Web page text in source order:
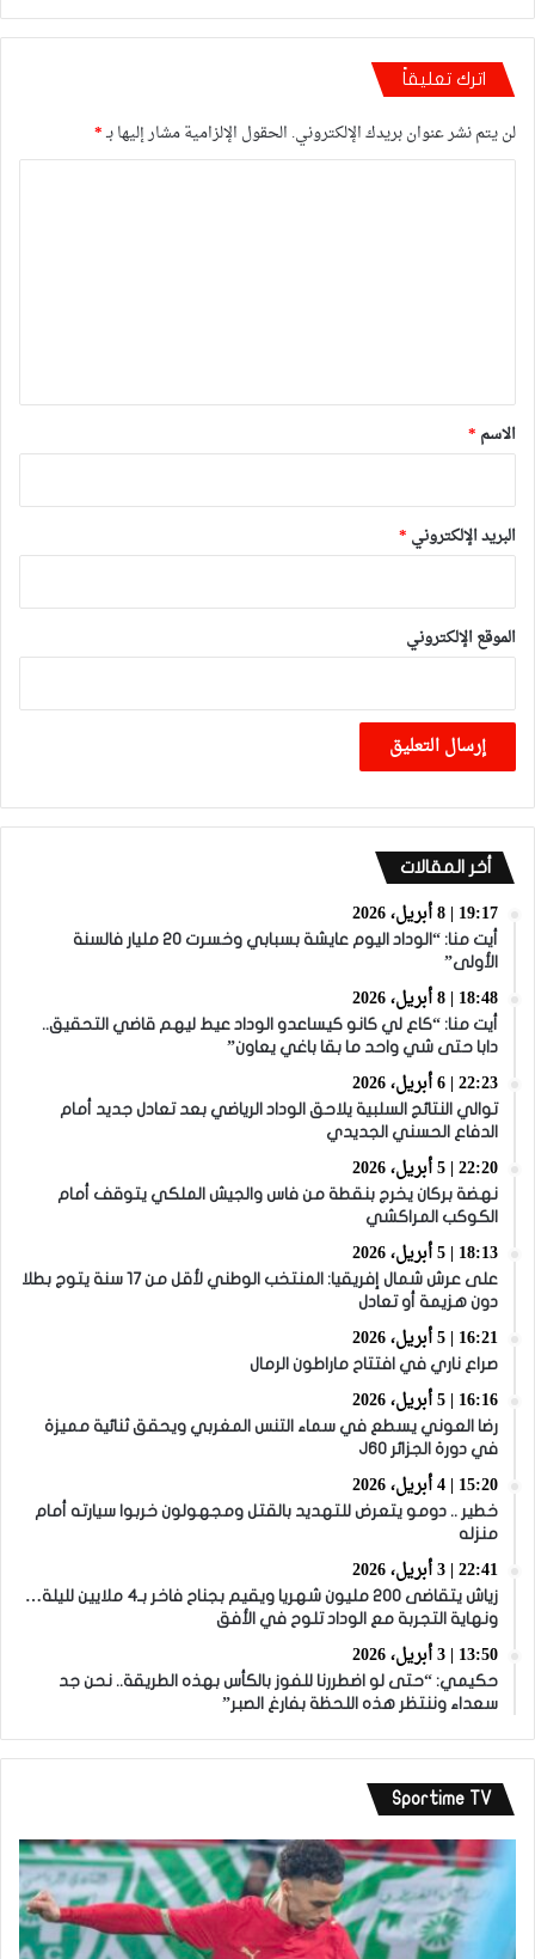
اترك تعليقاً
لن يتم نشر عنوان بريدك الإلكتروني. الحقول الإلزامية مشار إليها بـ*
*
الاسم *
البريد الإلكتروني *
الموقع الإلكتروني
أخر المقالات
19:17 | 8 أبريل، 2026
أيت منا: “الوداد اليوم عايشة بسبابي وخسرت 20 مليار فالسنة
الأولى”
18:48 | 8 أبريل، 2026
أيت منا: “كاع لي كانو كيساعدو الوداد عيط ليهم قاضي التحقيق..
دابا حتى شي واحد ما بقا باغي يعاون”
22:23 | 6 أبريل، 2026
توالي النتائج السلبية يلاحق الوداد الرياضي بعد تعادل جديد أمام
الدفاع الحسني الجديدي
22:20 | 5 أبريل، 2026
نهضة بركان يخرج بنقطة من فاس والجيش الملكي يتوقف أمام
الكوكب المراكشي
18:13 | 5 أبريل، 2026
على عرش شمال إفريقيا: المنتخب الوطني لأقل من 17 سنة يتوج بطلا
دون هزيمة أو تعادل
16:21 | 5 أبريل، 2026
صراع ناري في افتتاح ماراطون الرمال
16:16 | 5 أبريل، 2026
رضا العوني يسطع في سماء التنس المغربي ويحقق ثنائية مميزة
في دورة الجزائر J60
15:20 | 4 أبريل، 2026
خطير .. دومو يتعرض للتهديد بالقتل ومجهولون خربوا سيارته أمام
منزله
22:41 | 3 أبريل، 2026
زياش يتقاضى 200 مليون شهريا ويقيم بجناح فاخر بـ4 ملايين لليلة…
ونهاية التجربة مع الوداد تلوح في الأفق
13:50 | 3 أبريل، 2026
حكيمي: “حتى لو اضطررنا للفوز بالكأس بهذه الطريقة.. نحن جد
سعداء وننتظر هذه اللحظة بفارغ الصبر”
Sportime TV